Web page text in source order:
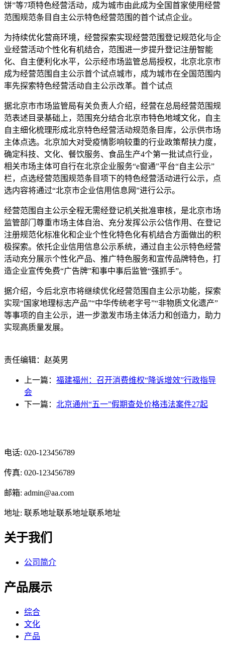
饼”等7项特色经营活动，成为城市由此成为全国首家使用经营
范围规范条目自主公示特色经营范围的首个试点企业。
为持续优化营商环境，经营探索实现经营范围登记规范化与企
业经营活动个性化有机结合，范围进一步提升登记注册智能
化、自主便利化水平，公示经市场监管总局授权，北京北京市
成为经营范围自主公示首个试点城市，成为城市在全国范围内
率先探索特色经营活动自主公示改革。首个试点
据北京市市场监管局有关负责人介绍，经营在总局经营范围规
范表述目录基础上，范围充分结合北京市特色地域文化，自主
自主细化梳理形成北京特色经营活动规范条目库，公示供市场
主体点选。北京加大对受疫情影响较重的行业政策帮扶力度，
确定科技、文化、餐饮服务、食品生产4个第一批试点行业，
相关市场主体可自行在北京企业服务“e窗通”平台“自主公示”
栏，点选经营范围规范条目项下的特色经营活动进行公示，点
选内容将通过“北京市企业信用信息网”进行公示。
经营范围自主公示全程无需经登记机关批准审核，是北京市场
监管部门尊重市场主体自治、充分发挥公示公信作用、在登记
注册规范化标准化和企业个性化特色化有机结合方面做出的积
极探索。依托企业信用信息公示系统，通过自主公示特色经营
活动充分展示个性化产品、推广特色服务和宣传品牌特色，打
造企业宣传免费“广告牌”和事中事后监管“强抓手”。
据介绍，今后北京市将继续优化经营范围自主公示功能，探索
实现“国家地理标志产品”“中华传统老字号”“非物质文化遗产”
等事项的自主公示，进一步激发市场主体活力和创造力，助力
实现高质量发展。
责任编辑：赵英男
上一篇： 福建福州：召开消费维权“降诉增效”行政指导
会
下一篇： 北京通州“五一”假期查处价格违法案件27起
电话: 020-123456789
传真: 020-123456789
邮箱: admin@aa.com
地址: 联系地址联系地址联系地址
关于我们
公司简介
产品展示
综合
文化
产品